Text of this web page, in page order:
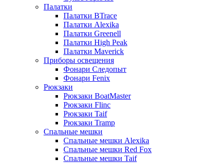
Палатки
Палатки BTrace
Палатки Alexika
Палатки Greenell
Палатки High Peak
Палатки Maverick
Приборы освещения
Фонари Следопыт
Фонари Fenix
Рюкзаки
Рюкзаки BoatMaster
Рюкзаки Flinc
Рюкзаки Taif
Рюкзаки Tramp
Спальные мешки
Спальные мешки Alexika
Спальные мешки Red Fox
Спальные мешки Taif